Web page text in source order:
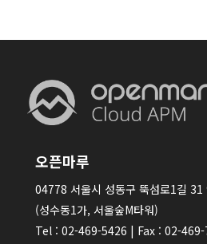
오픈마루
04778 서울시 성동구 뚝섬로1길 31
(성수동1가, 서울숲M타워)
Tel : 02-469-5426 | Fax : 02-469-